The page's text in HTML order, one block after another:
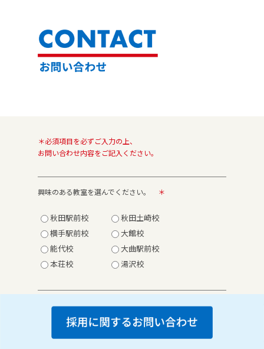
＊必須項目を必ずご入力の上、
お問い合わせ内容をご記入ください。
興味のある教室を選んでください。 ＊
秋田駅前校
秋田土崎校
横手駅前校
大館校
能代校
大曲駅前校
本荘校
湯沢校
氏名 ＊